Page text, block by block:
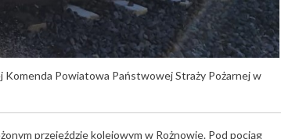
Komenda Powiatowa Państwowej Straży Pożarnej w
przejeździe kolejowym w Rożnowie. Pod pociąg